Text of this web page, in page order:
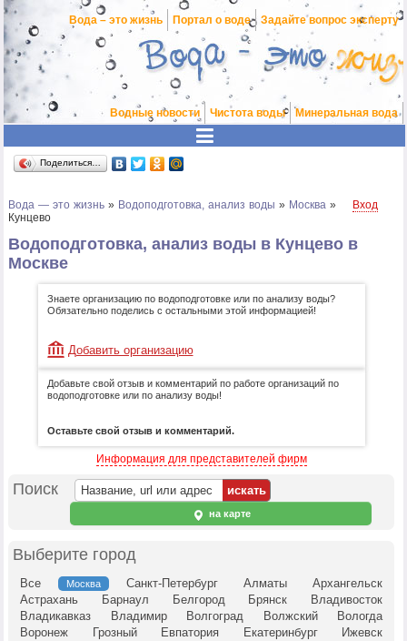
Вода – это жизнь Портал о воде Задайте вопрос эксперту
Водные новости Чистота воды Минеральная вода
Поделиться…
Вода — это жизнь » Водоподготовка, анализ воды » Москва »
Кунцево
Вход
Водоподготовка, анализ воды в Кунцево в
Москве
Знаете организацию по водоподготовке или по анализу воды?
Обязательно поделись с остальными этой информацией!
Добавить организацию
Добавьте свой отзыв и комментарий по работе организаций по
водоподготовке или по анализу воды!
Оставьте свой отзыв и комментарий.
Информация для представителей фирм
Поиск
на карте
Выберите город
Все Москва Санкт-Петербург Алматы
Архангельск
Астрахань
Барнаул Белгород Брянск
Владивосток
Владикавказ
Владимир Волгоград Волжский
Вологда
Воронеж
Грозный Евпатория Екатеринбург
Ижевск